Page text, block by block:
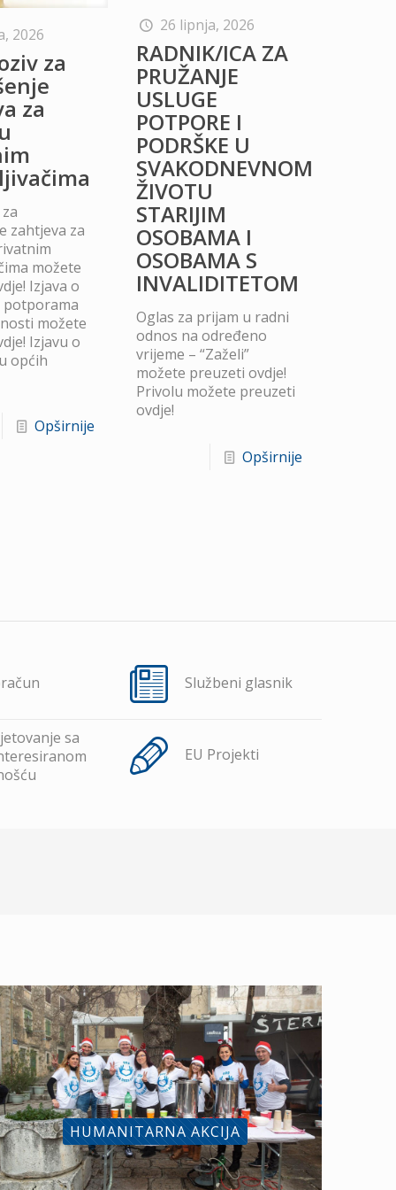
2026
za
za
zahtjeva za
možete
Izjava o
možete
Izjavu o
općih
Opširnije
26 lipnja, 2026
RADNIK/ICA ZA
PRUŽANJE
USLUGE
POTPORE I
PODRŠKE U
SVAKODNEVNOM
ŽIVOTU
STARIJIM
OSOBAMA I
OSOBAMA S
INVALIDITETOM
Oglas za prijam u radni
odnos na određeno
vrijeme – “Zaželi”
možete preuzeti ovdje!
Privolu možete preuzeti
ovdje!
Opširnije
Službeni glasnik
sa
EU Projekti
HUMANITARNA AKCIJA